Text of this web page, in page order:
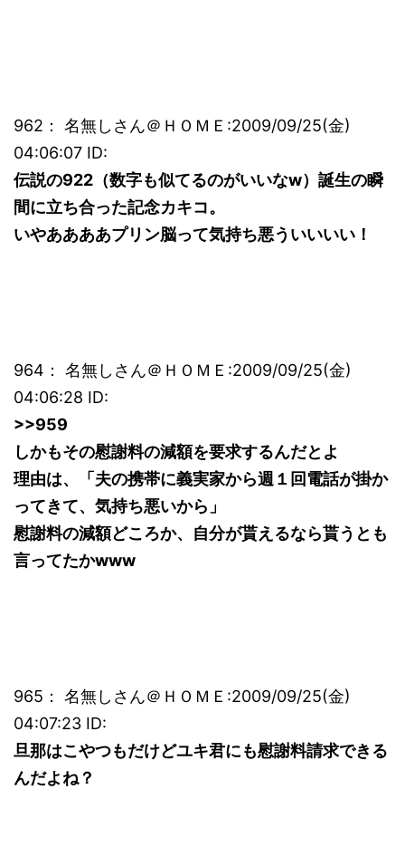
962： 名無しさん＠ＨＯＭＥ:2009/09/25(金)
04:06:07 ID:
伝説の922（数字も似てるのがいいなw）誕生の瞬
間に立ち合った記念カキコ。
いやああああプリン脳って気持ち悪ういいいい！
964： 名無しさん＠ＨＯＭＥ:2009/09/25(金)
04:06:28 ID:
>>959
しかもその慰謝料の減額を要求するんだとよ
理由は、「夫の携帯に義実家から週１回電話が掛か
ってきて、気持ち悪いから」
慰謝料の減額どころか、自分が貰えるなら貰うとも
言ってたかwww
965： 名無しさん＠ＨＯＭＥ:2009/09/25(金)
04:07:23 ID:
旦那はこやつもだけどユキ君にも慰謝料請求できる
んだよね？